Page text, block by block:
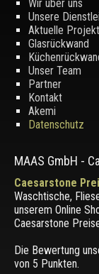
Wir über uns
Unsere
Aktuelle
Glasrückwand
Unser Team
Partner
Kontakt
Akemi
Datenschutz
MAAS GmbH -
Caesarstone
Waschtische,
unserem Online
Caesarstone
Die Bewertung
von 5 Punkten.